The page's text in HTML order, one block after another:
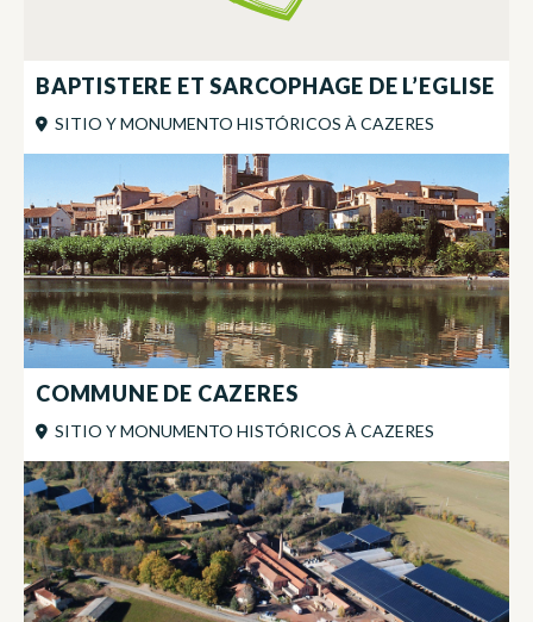
BAPTISTERE ET SARCOPHAGE DE L’EGLISE
SITIO Y MONUMENTO HISTÓRICOS À CAZERES
COMMUNE DE CAZERES
SITIO Y MONUMENTO HISTÓRICOS À CAZERES